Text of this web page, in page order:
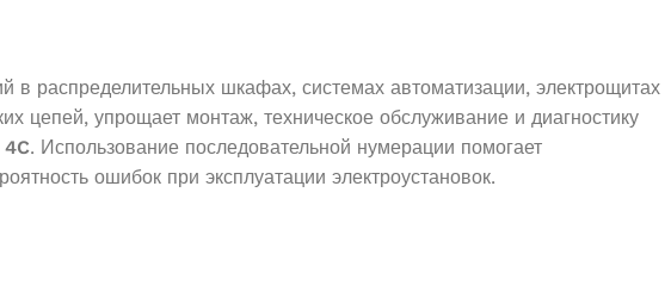
распределительных шкафах, системах автоматизации, электрощитах
упрощает монтаж, техническое обслуживание и диагностику
4C. Использование последовательной нумерации помогает
ошибок при эксплуатации электроустановок.